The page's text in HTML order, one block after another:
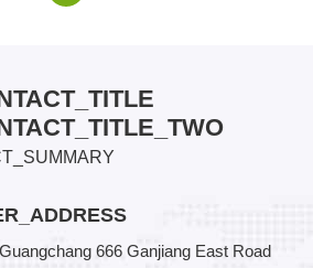
666 Ganjiang East Road